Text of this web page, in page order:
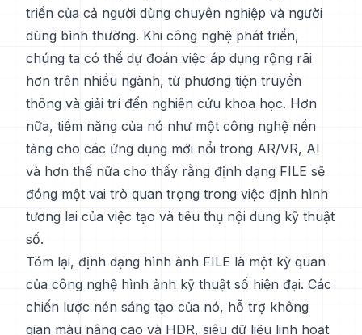
triển của cả người dùng chuyên nghiệp và người
dùng bình thường. Khi công nghệ phát triển,
chúng ta có thể dự đoán việc áp dụng rộng rãi
hơn trên nhiều ngành, từ phương tiện truyền
thông và giải trí đến nghiên cứu khoa học. Hơn
nữa, tiềm năng của nó như một công nghệ nền
tảng cho các ứng dụng mới nổi trong AR/VR, AI
và hơn thế nữa cho thấy rằng định dạng FILE sẽ
đóng một vai trò quan trọng trong việc định hình
tương lai của việc tạo và tiêu thụ nội dung kỹ thuật
số.
Tóm lại, định dạng hình ảnh FILE là một kỳ quan
của công nghệ hình ảnh kỹ thuật số hiện đại. Các
chiến lược nén sáng tạo của nó, hỗ trợ không
gian màu nâng cao và HDR, siêu dữ liệu linh hoạt